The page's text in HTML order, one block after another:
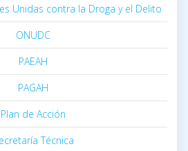
Unidas contra la Droga y el Delito
ONUDC
PAEAH
PAGAH
Plan de Acción
Técnica